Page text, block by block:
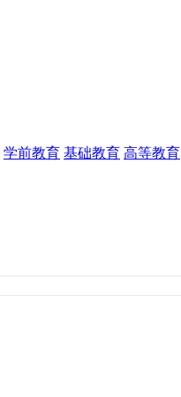
学前教育 基础教育 高等教育